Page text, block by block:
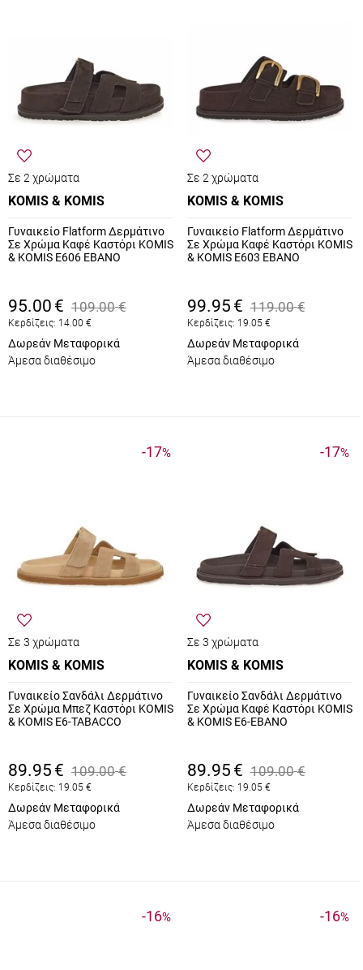
Σε 2 χρώματα
KOMIS & KOMIS
Γυναικείο Flatform Δερμάτινο
Σε Χρώμα Καφέ Καστόρι KOMIS
& KOMIS E606 EBANO
95.00 € 109.00 €
Κερδίζεις: 14.00 €
Δωρεάν Μεταφορικά
Άμεσα διαθέσιμο
Σε 2 χρώματα
KOMIS & KOMIS
Γυναικείο Flatform Δερμάτινο
Σε Χρώμα Καφέ Καστόρι KOMIS
& KOMIS E603 EBANO
99.95 € 119.00 €
Κερδίζεις: 19.05 €
Δωρεάν Μεταφορικά
Άμεσα διαθέσιμο
-17%
Σε 3 χρώματα
KOMIS & KOMIS
Γυναικείο Σανδάλι Δερμάτινο
Σε Χρώμα Μπεζ Καστόρι KOMIS
& KOMIS E6-TABACCO
89.95 € 109.00 €
Κερδίζεις: 19.05 €
Δωρεάν Μεταφορικά
Άμεσα διαθέσιμο
-17%
Σε 3 χρώματα
KOMIS & KOMIS
Γυναικείο Σανδάλι Δερμάτινο
Σε Χρώμα Καφέ Καστόρι KOMIS
& KOMIS E6-EBANO
89.95 € 109.00 €
Κερδίζεις: 19.05 €
Δωρεάν Μεταφορικά
Άμεσα διαθέσιμο
-16% -16%